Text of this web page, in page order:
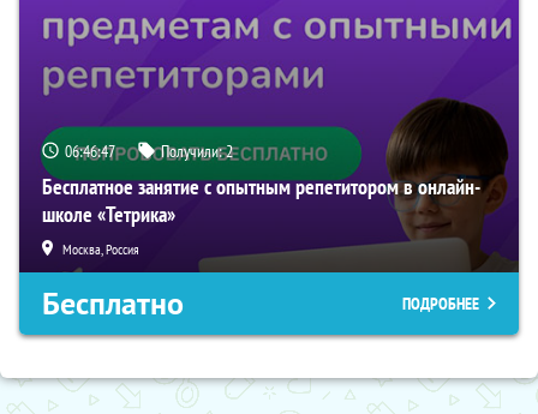
06:46:46 Получили:2
Бесплатное занятие с опытным репетитором в онлайн-
школе «Тетрика»
Москва, Россия
Бесплатно ПОДРОБНЕЕ